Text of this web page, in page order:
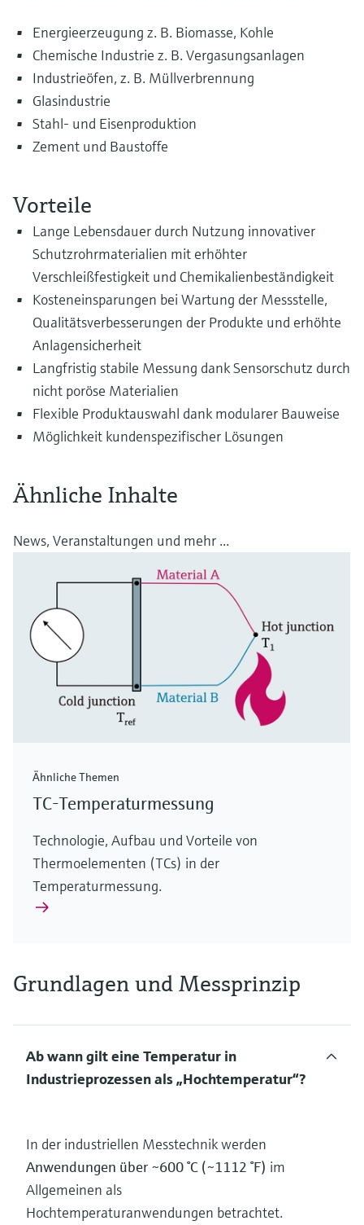
Energieerzeugung z. B. Biomasse, Kohle
Chemische Industrie z. B. Vergasungsanlagen
Industrieöfen, z. B. Müllverbrennung
Glasindustrie
Stahl- und Eisenproduktion
Zement und Baustoffe
Vorteile
Lange Lebensdauer durch Nutzung innovativer
Schutzrohrmaterialien mit erhöhter
Verschleißfestigkeit und Chemikalienbeständigkeit
Kosteneinsparungen bei Wartung der Messstelle,
Qualitätsverbesserungen der Produkte und erhöhte
Anlagensicherheit
Langfristig stabile Messung dank Sensorschutz durch
nicht poröse Materialien
Flexible Produktauswahl dank modularer Bauweise
Möglichkeit kundenspezifischer Lösungen
Ähnliche Inhalte
News, Veranstaltungen und mehr ...
Ähnliche Themen
TC-Temperaturmessung
Technologie, Aufbau und Vorteile von
Thermoelementen (TCs) in der
Temperaturmessung.
Grundlagen und Messprinzip
Ab wann gilt eine Temperatur in
Industrieprozessen als „Hochtemperatur“?
In der industriellen Messtechnik werden
Anwendungen über ~600 °C (~1112 °F) im
Allgemeinen als
Hochtemperaturanwendungen betrachtet.